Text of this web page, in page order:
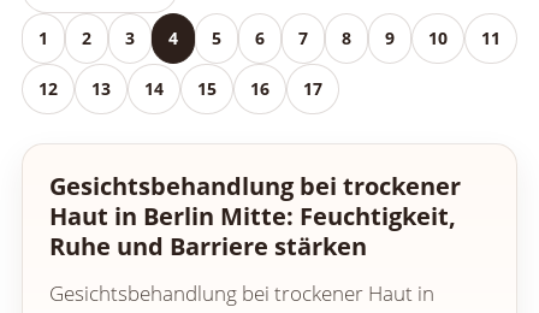
1 2 3 4 5 6 7 8 9 10 11
12 13 14 15 16 17
Gesichtsbehandlung bei trockener
Haut in Berlin Mitte: Feuchtigkeit,
Ruhe und Barriere stärken
Gesichtsbehandlung bei trockener Haut in